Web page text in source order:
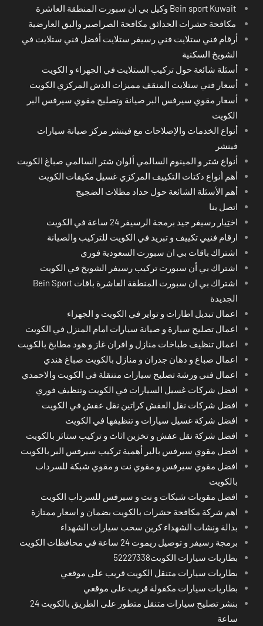
مكافحة حشرات الحدائق مكافحة الصراصير والبق العارضية
أرقام فني ستلايت فني رسيفر ستلايت أفضل فني ستلايت في
الشويخ السكنية
أسئلة شائعة حول تركيب الستلايت في الجهراء و الكويت
أسعار فني ستلايت المنقف مميزات الدش المركزي الكويت
أسعار مقوي سيرفس البر صيانة وتصليح مقوي سيرفس البر
الكويت
أنواع الخدمات والإصلاحات مع فينشر مركز صيانة سيارات
فينشر
أنواع شتر و المينوم السالمي ألوان شتر السالمي صباغ الكويت
أهم أنواع دكتات التكييف المركزي غسيل مكيفات الكويت
أهم الأسئلة الشائعة حول حداد مظلات الضجيج
اتصل بنا
اختِيار رسيفر جيد برمجة الرسيفر 24 ساعة في الكويت
ارقام فنيي تكييف و تبريد في الكويت للتركيب والصيانة
اشتراك باقات بي ان سبورت السعودية فوري
اشتراك بي أن سبورت تركيب رسيفر الشويخ في الكويت
اشتراك بي ان سبورت المنطقة العاشرة باقات Bein Sport
الجديدة
اعمال تبديل اطارات و تواير في الكويت و الجهراء
اعمال تصليح سيارة و صيانة سيارات امام المنزل في الكويت
اعمال تنظيف طباخات منازل و افران غاز و هود مطابخ بالكويت
اعمال صباغ و دهان جدران و منازل بالكويت صباغ هندي
اعمال فني ورشة تصليح سيارات متنقلة في الكويت والاحمدي
افضل شركات غسيل السيارات في الكويت وتنظيف فوري
افضل شركات نقل العفش كراتين نقل عفش في الكويت
افضل شركة غسيل سيارات و تنظيفها في الكويت
افضل شركة نقل عفش و تخزين اثاث و تركيب ستائر بالكويت
افضل مقوي سيرفس بالبر أهمية تركيب سيرفس البر بالكويت
افضل مقوي سيرفس و مقوي نت و مقوي شبكة للسرداب
بالكويت
افضل مقويات شبكات و نت و سيرفس للسرداب الكويت
اهم شركة مكافحة حشرات بالكويت بضمان و اسعار ممتازة
بدالة ونشات الشهداء كرين سحب سيارات الشهداء
برمجة رسيفر و توصيل ريموت 24 ساعة في محافظات الكويت
بطاريات سيارات الكويت52227338
بطاريات سيارات متنقل الكويت قريب على موقعي
بطاريات سيارات مكفولة قريب على موقعي
بنشر تصليح سيارات متنقل متطور على الطريق بالكويت 24
ساعة